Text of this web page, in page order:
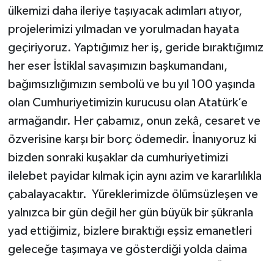
ülkemizi daha ileriye taşıyacak adımları atıyor,
projelerimizi yılmadan ve yorulmadan hayata
geçiriyoruz. Yaptığımız her iş, geride bıraktığımız
her eser İstiklal savaşımızın başkumandanı,
bağımsızlığımızın sembolü ve bu yıl 100 yaşında
olan Cumhuriyetimizin kurucusu olan Atatürk’e
armağandır. Her çabamız, onun zekâ, cesaret ve
özverisine karşı bir borç ödemedir. İnanıyoruz ki
bizden sonraki kuşaklar da cumhuriyetimizi
ilelebet payidar kılmak için aynı azim ve kararlılıkla
çabalayacaktır. Yüreklerimizde ölümsüzleşen ve
yalnızca bir gün değil her gün büyük bir şükranla
yad ettiğimiz, bizlere bıraktığı eşsiz emanetleri
geleceğe taşımaya ve gösterdiği yolda daima